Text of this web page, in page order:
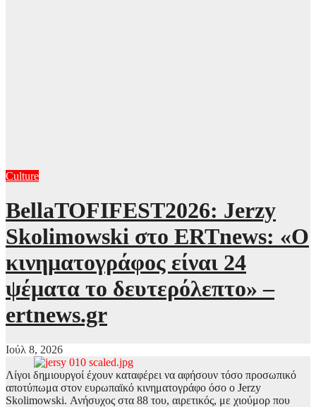
Culture
BellaTOFIFEST2026: Jerzy
Skolimowski στο ERTnews: «Ο
κινηματογράφος είναι 24
ψέματα το δευτερόλεπτο» –
ertnews.gr
Ιούλ 8, 2026
Λίγοι δημιουργοί έχουν καταφέρει να αφήσουν τόσο προσωπικό
αποτύπωμα στον ευρωπαϊκό κινηματογράφο όσο ο Jerzy
Skolimowski. Ανήσυχος στα 88 του, αιρετικός, με χιούμορ που